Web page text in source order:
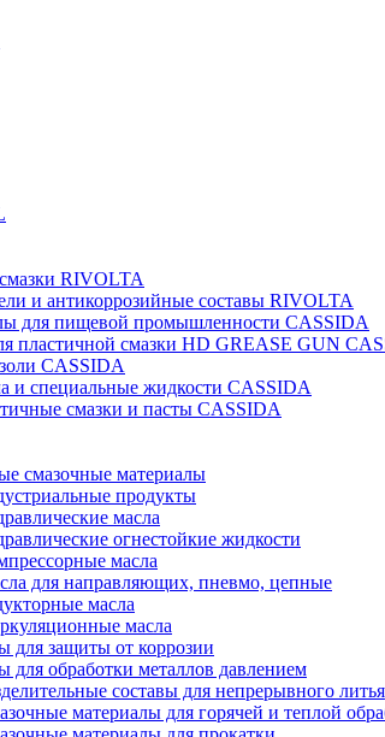
RIVOLTA
и антикоррозийные составы RIVOLTA
для пищевой промышленности CASSIDA
пластичной смазки HD GREASE GUN
CASSIDA
и специальные жидкости CASSIDA
смазки и пасты CASSIDA
смазочные материалы
продукты
масла
огнестойкие жидкости
масла
для направляющих, пневмо, цепные
масла
масла
для защиты от коррозии
для обработки металлов давлением
составы для непрерывного литья
материалы для горячей и теплой